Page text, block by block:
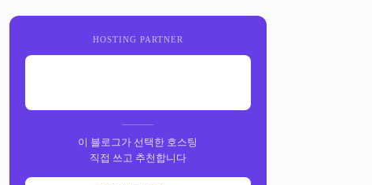
HOSTING PARTNER
이 블로그가 선택한 호스팅
직접 쓰고 추천합니다